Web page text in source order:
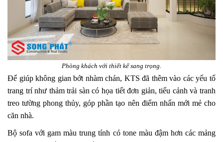
Phòng khách với thiết kế sang trọng.
Để giúp không gian bớt nhàm chán, KTS đã thêm vào các yếu tố
trang trí như thảm trải sàn có họa tiết đơn giản, tiểu cảnh và tranh
treo tường phong thủy, góp phần tạo nên điểm nhấn mới mẻ cho
căn nhà.
Bộ sofa với gam màu trung tính có tone màu đậm hơn các mảng